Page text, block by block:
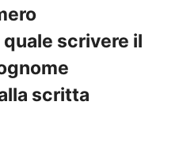
scrivere il
scritta